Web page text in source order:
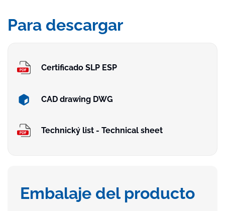
Para descargar
Certificado SLP ESP
CAD drawing DWG
Technický list - Technical sheet
Embalaje del producto